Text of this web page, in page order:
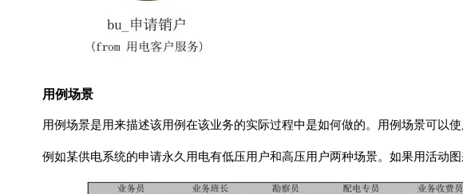
用例场景
用例场景是用来描述该用例在该业务的实际过程中是如何做的。用例场景可以
例如某供电系统的申请永久用电有低压用户和高压用户两种场景。如果用活动